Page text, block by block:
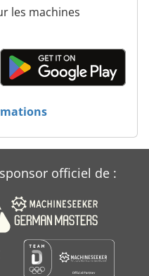
les machines
officiel de :